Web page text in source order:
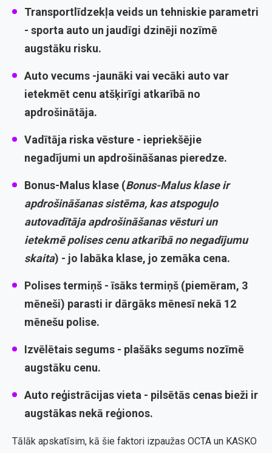
Transportlīdzekļa veids un tehniskie parametri
- sporta auto un jaudīgi dzinēji nozīmē
augstāku risku.
Auto vecums -jaunāki vai vecāki auto var
ietekmēt cenu atšķirīgi atkarībā no
apdrošinātāja.
Vadītāja riska vēsture - iepriekšējie
negadījumi un apdrošināšanas pieredze.
Bonus-Malus klase (Bonus-Malus klase ir
apdrošināšanas sistēma, kas atspoguļo
autovadītāja apdrošināšanas vēsturi un
ietekmē polises cenu atkarībā no negadījumu
skaita) - jo labāka klase, jo zemāka cena.
Polises termiņš - īsāks termiņš (piemēram, 3
mēneši) parasti ir dārgāks mēnesī nekā 12
mēnešu polise.
Izvēlētais segums - plašāks segums nozīmē
augstāku cenu.
Auto reģistrācijas vieta - pilsētās cenas bieži ir
augstākas nekā reģionos.
Tālāk apskatīsim, kā šie faktori izpaužas OCTA un KASKO